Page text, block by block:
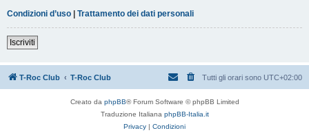
Condizioni d’uso | Trattamento dei dati personali
Iscriviti
T-Roc Club T-Roc Club Tutti gli orari sono UTC+02:00
Creato da phpBB® Forum Software © phpBB Limited
Traduzione Italiana phpBB-Italia.it
Privacy | Condizioni